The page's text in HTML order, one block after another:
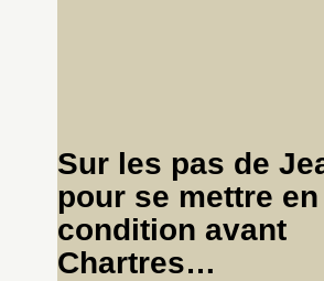
Sur les pas de
pour se mettre en
condition avant
Chartres…